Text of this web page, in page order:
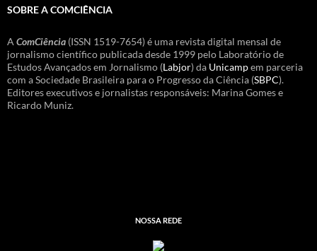
SOBRE A COMCIÊNCIA
A ComCiência (ISSN 1519-7654) é uma revista digital mensal de
jornalismo científico publicada desde 1999 pelo Laboratório de
Estudos Avançados em Jornalismo (Labjor) da Unicampem parceria
com a Sociedade Brasileira para o Progresso da Ciência (SBPC).
Editores executivos e jornalistas responsáveis: Marina Gomes e
Ricardo Muniz.
NOSSA REDE